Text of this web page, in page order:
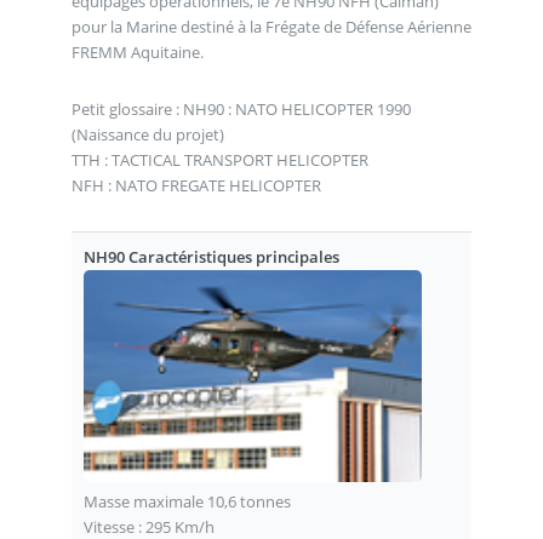
pour la Marine destiné à la Frégate de Défense Aérienne
FREMM Aquitaine.
Petit glossaire : NH90 : NATO HELICOPTER 1990
(Naissance du projet)
TTH : TACTICAL TRANSPORT HELICOPTER
NFH : NATO FREGATE HELICOPTER
NH90 Caractéristiques principales
Masse maximale 10,6 tonnes
Vitesse : 295 Km/h